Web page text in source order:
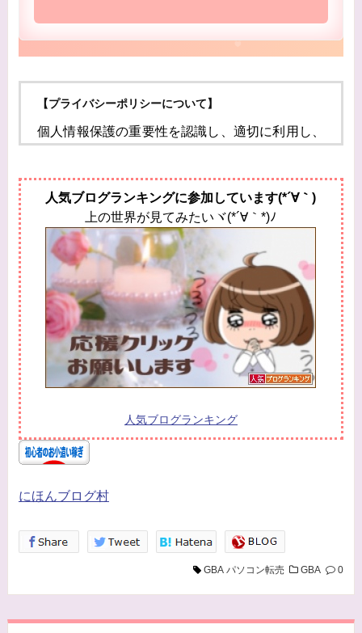
【プライバシーポリシーについて】
個人情報保護の重要性を認識し、適切に利用し、
社会的責任であると考え、個人情報の保護に努め
ることをお約束いたします。
個人情報の定義
個人情報とは、個人に関する情報であり、氏名、
生年月日、性別、電話番号、
電子メールアドレス、職業、勤務先等、特定の個
人を識別し得る情報をいいます。
個人情報の収集・利用
当方は、以下の目的のため、その範囲内において
よる個人情報の収集・利用は、お客様の自発的な
提供によるものであり、お客様が個人情報を提供
された場合は、当方が本方針に則って個人情報を
利用することをお客様が許諾したものとします。
要な業務
・新商品の案内などお客様に有益かつ必要と思わ
人気ブログランキングに参加しています(*´∀｀)
上の世界が見てみたいヾ(*´∀｀*)ﾉ
人気ブログランキング
にほんブログ村
GBA パソコン転売 GBA 0